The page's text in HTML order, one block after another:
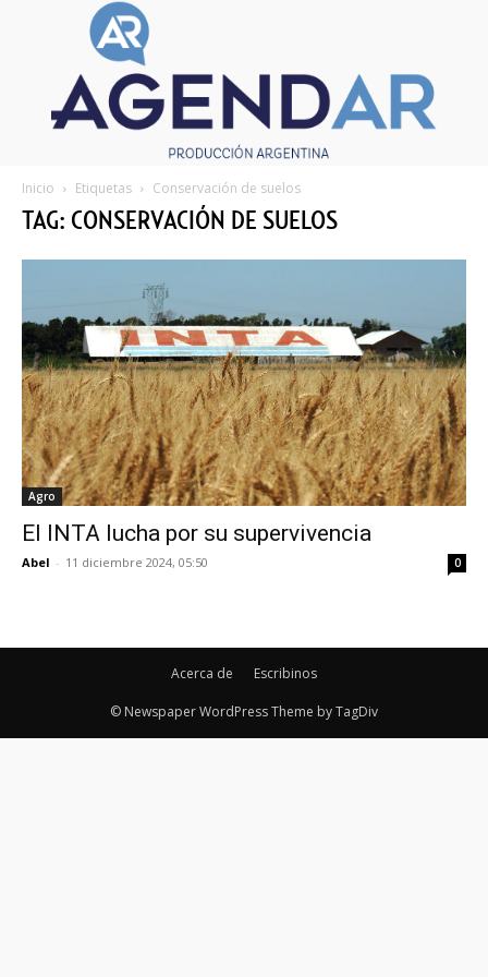
Inicio Etiquetas Conservación de suelos
TAG: CONSERVACIÓN DE SUELOS
Agro
El INTA lucha por su supervivencia
Abel - 11 diciembre 2024, 05:50 0
Acerca de Escribinos
© Newspaper WordPress Theme by TagDiv